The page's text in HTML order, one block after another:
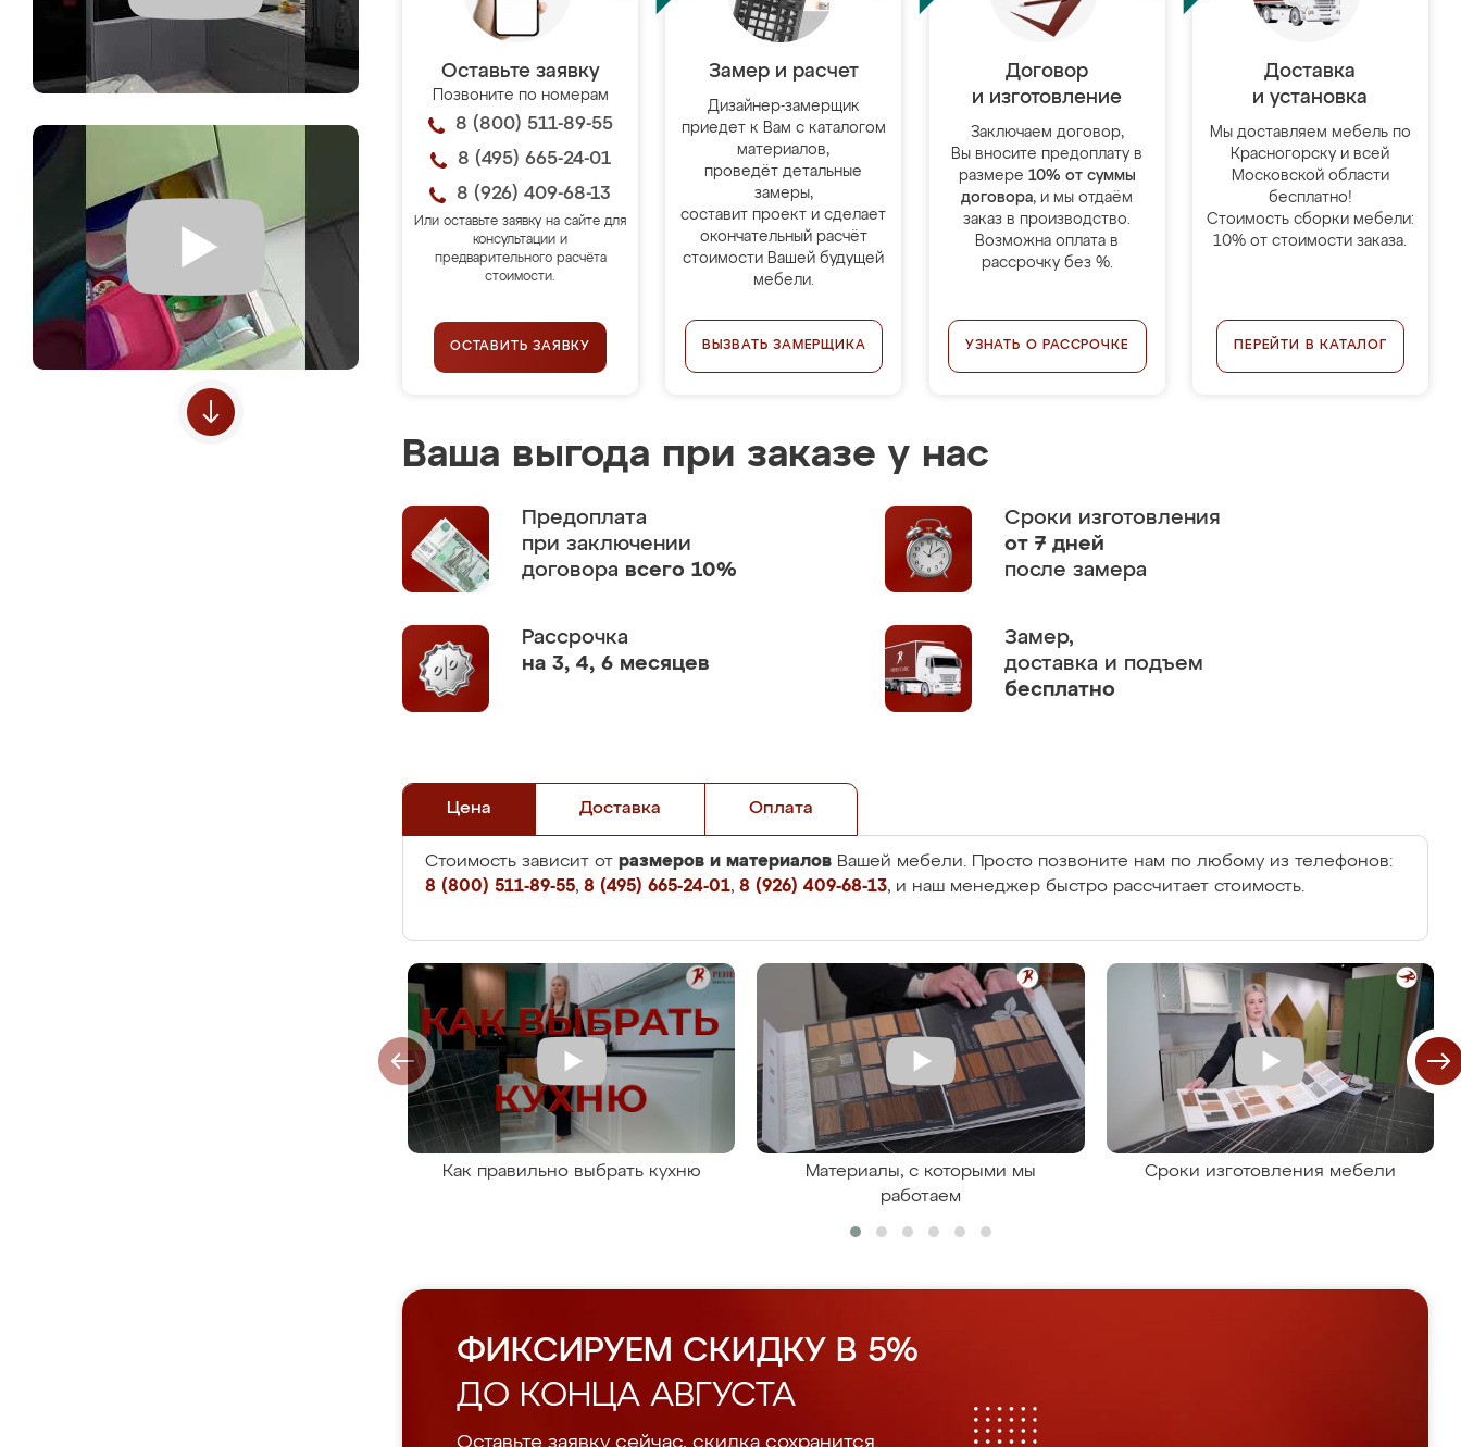
Оставьте заявку
Позвоните по номерам
8 (800) 511-89-55
8 (495) 665-24-01
8 (926) 409-68-13
Или оставьте заявку на сайте для
консультации и
предварительного расчёта
стоимости.
ОСТАВИТЬ ЗАЯВКУ
Замер и расчет
Дизайнер-замерщик
приедет к Вам с каталогом
материалов,
проведёт детальные
замеры,
составит проект и сделает
окончательный расчёт
стоимости Вашей будущей
мебели.
ВЫЗВАТЬ ЗАМЕРЩИКА
Договор
и изготовление
Заключаем договор,
Вы вносите предоплату в
размере 10% от суммы
договора, и мы отдаём
заказ в производство.
Возможна оплата в
рассрочку без %.
УЗНАТЬ О РАССРОЧКЕ
Доставка
и установка
Мы доставляем мебель по
Красногорску и всей
Московской области
бесплатно!
Стоимость сборки мебели:
10% от стоимости заказа.
ПЕРЕЙТИ В КАТАЛОГ
Ваша выгода при заказе у нас
Предоплата
при заключении
договора всего 10%
Сроки изготовления
от 7 дней
после замера
Рассрочка
на 3, 4, 6 месяцев
Замер,
доставка и подъем
бесплатно
Цена Доставка Оплата
Стоимость зависит от размеров и материалов Вашей мебели. Просто позвоните нам по любому из телефонов:
8 (800) 511-89-55, 8 (495) 665-24-01, 8 (926) 409-68-13, и наш менеджер быстро рассчитает стоимость.
Как правильно выбрать кухню
Материалы, с которыми мы
работаем
Сроки изготовления мебели
ФИКСИРУЕМ СКИДКУ В 5%
ДО КОНЦА АВГУСТА
Оставьте заявку сейчас, скидка сохранится.